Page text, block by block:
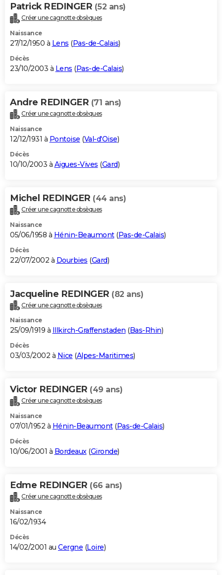
Patrick REDINGER (52 ans)
Créer une cagnotte obsèques
Naissance
27/12/1950 à Lens (Pas-de-Calais)
Décès
23/10/2003 à Lens (Pas-de-Calais)
Andre REDINGER (71 ans)
Créer une cagnotte obsèques
Naissance
12/12/1931 à Pontoise (Val-d'Oise)
Décès
10/10/2003 à Aigues-Vives (Gard)
Michel REDINGER (44 ans)
Créer une cagnotte obsèques
Naissance
05/06/1958 à Hénin-Beaumont(Pas-de-Calais)
Décès
22/07/2002 à Dourbies (Gard)
Jacqueline REDINGER (82 ans)
Créer une cagnotte obsèques
Naissance
25/09/1919 à Illkirch-Graffenstaden (Bas-Rhin)
Décès
03/03/2002 à Nice (Alpes-Maritimes)
Victor REDINGER (49 ans)
Créer une cagnotte obsèques
Naissance
07/01/1952 à Hénin-Beaumont(Pas-de-Calais)
Décès
10/06/2001 à Bordeaux(Gironde)
Edme REDINGER (66 ans)
Créer une cagnotte obsèques
Naissance
16/02/1934
Décès
14/02/2001 au Cergne (Loire)